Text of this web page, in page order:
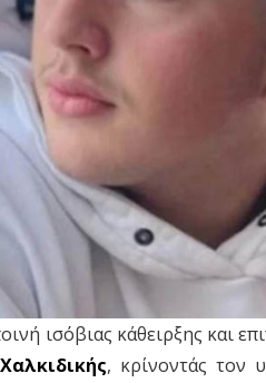
ισόβιας κάθειρξης και
Χαλκιδικής, κρίνοντάς τον